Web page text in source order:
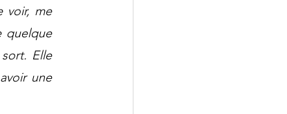
voir, me
quelque
Elle
une